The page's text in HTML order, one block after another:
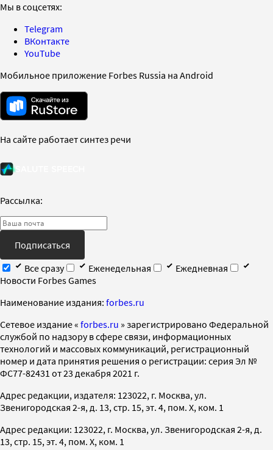
Мы в соцсетях:
Telegram
ВКонтакте
YouTube
Мобильное приложение Forbes Russia на Android
На сайте работает синтез речи
Рассылка:
Подписаться
Все сразу
Еженедельная
Ежедневная
Новости Forbes Games
Наименование издания: forbes.ru
Cетевое издание « forbes.ru » зарегистрировано Федеральной
службой по надзору в сфере связи, информационных
технологий и массовых коммуникаций, регистрационный
номер и дата принятия решения о регистрации: серия Эл №
ФС77-82431 от 23 декабря 2021 г.
Адрес редакции, издателя: 123022, г. Москва, ул.
Звенигородская 2-я, д. 13, стр. 15, эт. 4, пом. X, ком. 1
Адрес редакции: 123022, г. Москва, ул. Звенигородская 2-я, д.
13, стр. 15, эт. 4, пом. X, ком. 1